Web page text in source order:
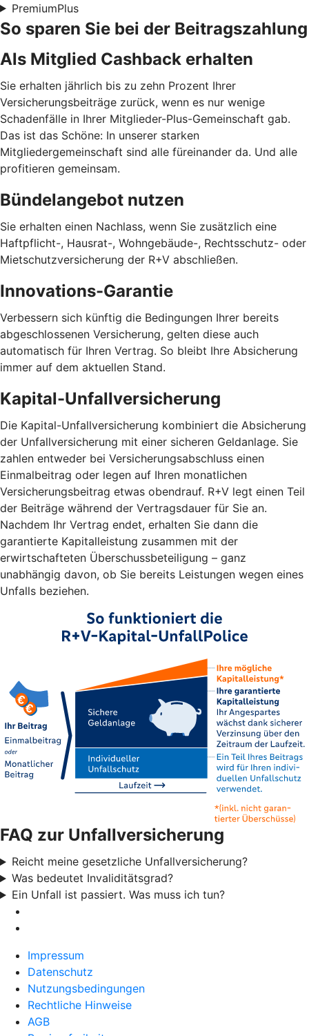
PremiumPlus
So sparen Sie bei der Beitragszahlung
Als Mitglied Cashback erhalten
Sie erhalten jährlich bis zu zehn Prozent Ihrer
Versicherungsbeiträge zurück, wenn es nur wenige
Schadenfälle in Ihrer Mitglieder-Plus-Gemeinschaft gab.
Das ist das Schöne: In unserer starken
Mitgliedergemeinschaft sind alle füreinander da. Und alle
profitieren gemeinsam.
Bündelangebot nutzen
Sie erhalten einen Nachlass, wenn Sie zusätzlich eine
Haftpflicht-, Hausrat-, Wohngebäude-, Rechtsschutz- oder
Mietschutzversicherung der R+V abschließen.
Innovations-Garantie
Verbessern sich künftig die Bedingungen Ihrer bereits
abgeschlossenen Versicherung, gelten diese auch
automatisch für Ihren Vertrag. So bleibt Ihre Absicherung
immer auf dem aktuellen Stand.
Kapital-Unfallversicherung
Die Kapital-Unfallversicherung kombiniert die Absicherung
der Unfallversicherung mit einer sicheren Geldanlage. Sie
zahlen entweder bei Versicherungsabschluss einen
Einmalbeitrag oder legen auf Ihren monatlichen
Versicherungsbeitrag etwas obendrauf. R+V legt einen Teil
der Beiträge während der Vertragsdauer für Sie an.
Nachdem Ihr Vertrag endet, erhalten Sie dann die
garantierte Kapitalleistung zusammen mit der
erwirtschafteten Überschussbeteiligung – ganz
unabhängig davon, ob Sie bereits Leistungen wegen eines
Unfalls beziehen.
FAQ zur Unfallversicherung
Reicht meine gesetzliche Unfallversicherung?
Was bedeutet Invaliditätsgrad?
Ein Unfall ist passiert. Was muss ich tun?
Impressum
Datenschutz
Nutzungsbedingungen
Rechtliche Hinweise
AGB